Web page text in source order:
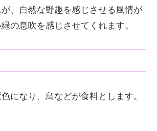
、自然な野趣を感じさせる風情が
の息吹を感じさせてくれます。
になり、鳥などが食料とします。